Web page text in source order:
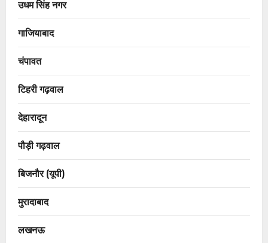
उधम सिंह नगर
गाजियाबाद
चंपावत
टिहरी गढ़वाल
देहारादून
पौड़ी गढ़वाल
बिजनौर (यूपी)
मुरादाबाद
लखनऊ